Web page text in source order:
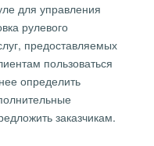
для управления
рулевого
предоставляемых
пользоваться
определить
заказчикам.